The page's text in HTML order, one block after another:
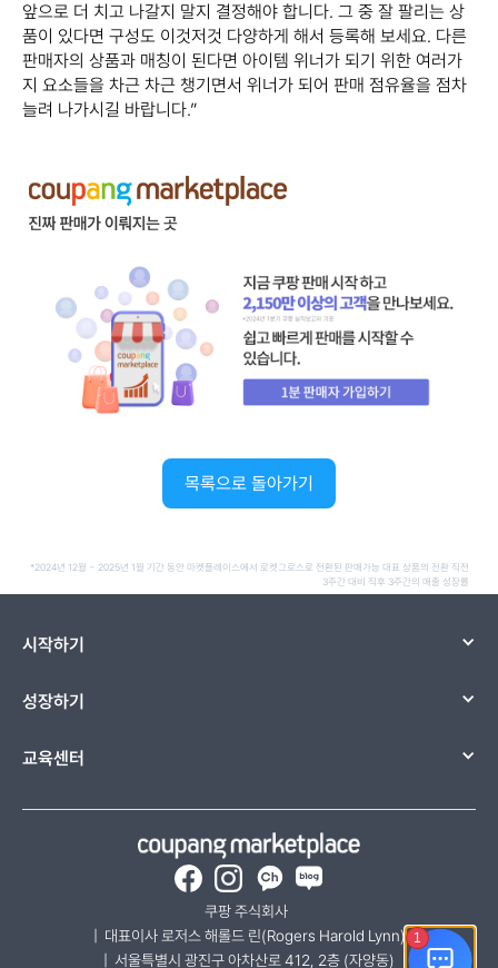
앞으로 더 치고 나갈지 말지 결정해야 합니다. 그 중 잘 팔리는 상
품이 있다면 구성도 이것저것 다양하게 해서 등록해 보세요. 다른
판매자의 상품과 매칭이 된다면 아이템 위너가 되기 위한 여러가
지 요소들을 차근 차근 챙기면서 위너가 되어 판매 점유율을 점차
늘려 나가시길 바랍니다.”
목록으로 돌아가기
*2024년 12월 ~ 2025년 1월 기간 동안 마켓플레이스에서 로켓그로스로 전환된 판매가능 대표 상품의 전환 직전
3주간 대비 직후 3주간의 매출 성장률
시작하기
성장하기
교육센터
Facebook
Instagram
카카오채널-쿠팡 마켓플레
네이버 블로그
쿠팡 주식회사
|  대표이사 로저스 해롤드 린(Rogers Harold Lynn)
|  서울특별시 광진구 아차산로 412, 2층 (자양동)